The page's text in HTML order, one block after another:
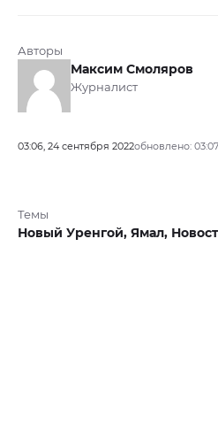
Авторы
Максим Смоляров
Журналист
03:06, 24 сентября 2022обновлено:
Темы
Новый Уренгой, Ямал,